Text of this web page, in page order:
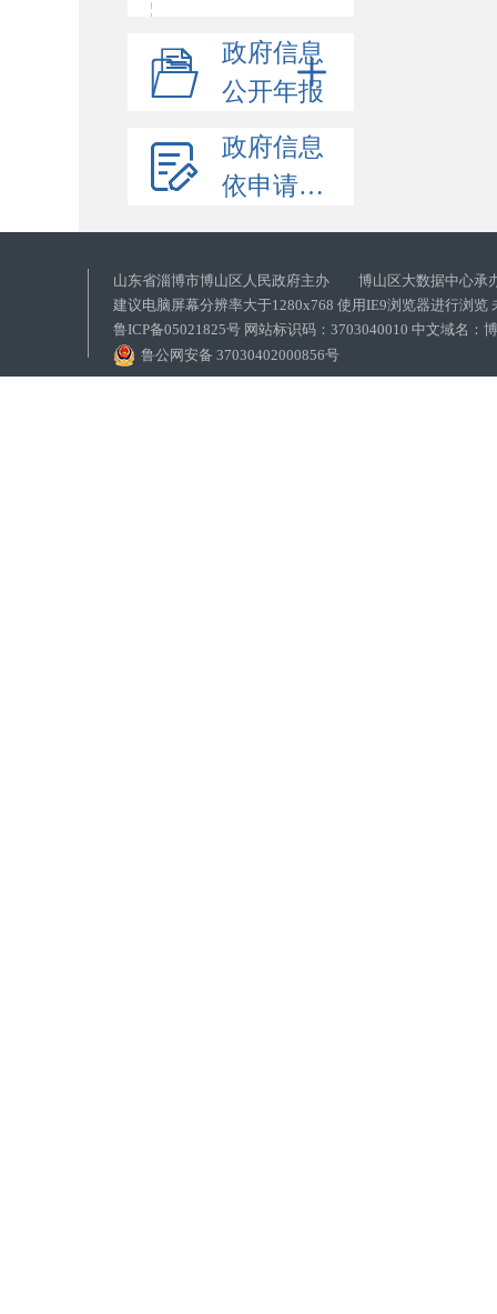
政府信息
公开年报
政府信息
依申请公开
山东省淄博市博山区人民政府主办 博山区大数据中心承
建议电脑屏幕分辨率大于1280x768 使用IE9浏览器进行浏览
鲁ICP备05021825号 网站标识码：3703040010 中文域名：
鲁公网安备 37030402000856号